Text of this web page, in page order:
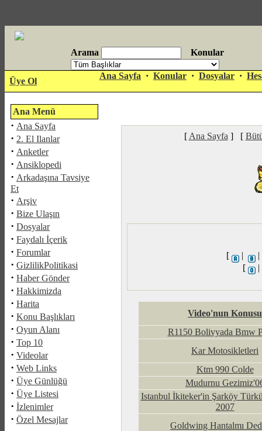
Arama Konular
Üye Ol
antalya
Ana Sayfa · Konular · Dosyalar ·
Ana Menü
· Ana Sayfa
· 2. El Ilanlar
· Anketler
· Ansiklopedi
· Arkadaşına Tavsiye
Et
· Arşiv
· Bize Ulaşın
· Dosyalar
· Faydalı İçerik
· Forumlar
· GizlilikPolitikasi
· Haber Gönder
· Hakkimizda
· Harita
· Konu Başlıkları
· Oyun Alanı
· Top 10
· Videolar
· Web Links
· Üye Günlüğü
· Üye Listesi
· İzlenimler
· Özel Mesajlar
[ Ana Sayfa ] [
[ |
[
Video'nun Konusu
R1150 Bolivyada Bmw
Kar Motosikletleri
Ktm 990 Colde
Mudurnu
Istanbul İkiteker'in Şarköy
2007
Goldwing Hantalmı